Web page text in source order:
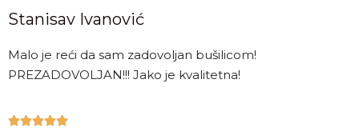
Stanisav Ivanović
Malo je reći da sam zadovoljan bušilicom!
PREZADOVOLJAN!!! Jako je kvalitetna!
